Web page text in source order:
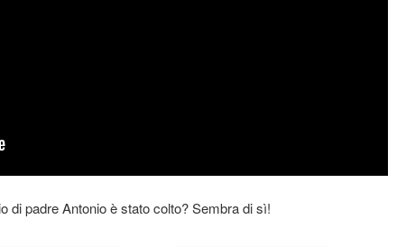
di padre Antonio è stato colto? Sembra di sì!